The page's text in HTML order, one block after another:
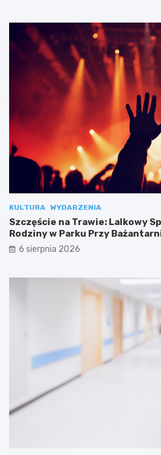
KULTURA WYDARZENIA
Szczęście na Trawie: Lalkowy
Rodziny w Parku Przy
6 sierpnia 2026